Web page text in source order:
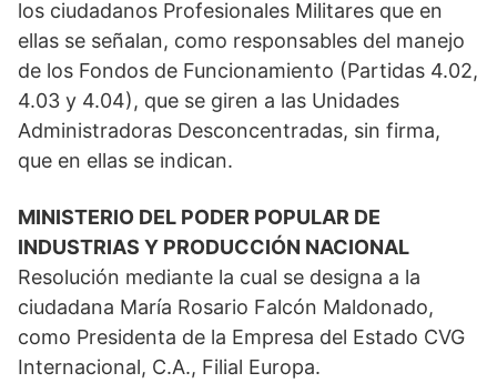
los ciudadanos Profesionales Militares que en
ellas se señalan, como responsables del manejo
de los Fondos de Funcionamiento (Partidas 4.02,
4.03 y 4.04), que se giren a las Unidades
Administradoras Desconcentradas, sin firma,
que en ellas se indican.
MINISTERIO DEL PODER POPULAR DE
INDUSTRIAS Y PRODUCCIÓN NACIONAL
Resolución mediante la cual se designa a la
ciudadana María Rosario Falcón Maldonado,
como Presidenta de la Empresa del Estado CVG
Internacional, C.A., Filial Europa.